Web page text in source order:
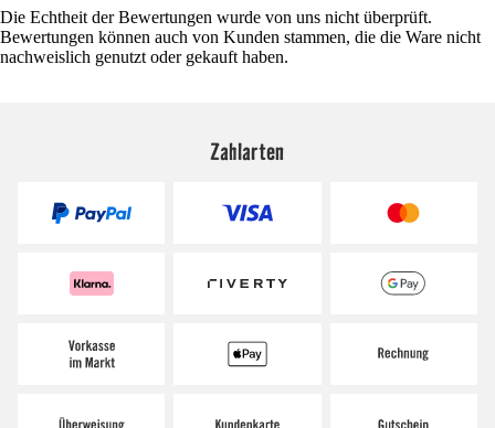
Die Echtheit der Bewertungen wurde von uns nicht überprüft.
Bewertungen können auch von Kunden stammen, die die Ware nicht
nachweislich genutzt oder gekauft haben.
Zahlarten